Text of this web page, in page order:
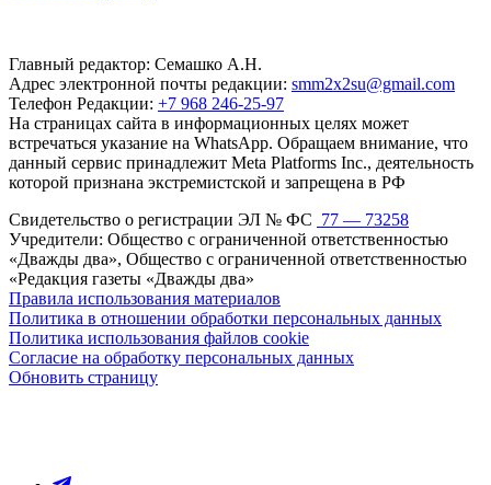
Главный редактор: Семашко А.Н.
Адрес электронной почты редакции: smm2x2su@gmail.com
Телефон Редакции: +7 968 246-25-97
На страницах сайта в информационных целях может
встречаться указание на WhatsApp. Обращаем внимание, что
данный сервис принадлежит Meta Platforms Inc., деятельность
которой признана экстремистской и запрещена в РФ
Свидетельство о регистрации ЭЛ № ФС 77 — 73258
Учредители: Общество с ограниченной ответственностью
«Дважды два», Общество с ограниченной ответственностью
«Редакция газеты «Дважды два»
Правила использования материалов
Политика в отношении обработки персональных данных
Политика использования файлов cookie
Согласие на обработку персональных данных
Обновить страницу